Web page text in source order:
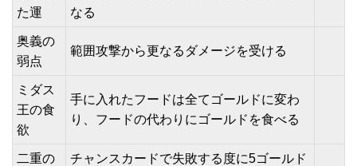
た運
なる
奥義の
弱点
範囲攻撃から更なるダメージを受ける
ミダス
王の食
欲
手に入れたフードは全てゴールドに変わ
り、フードの代わりにゴールドを食べる
二重の
チャンスカードで失敗する度に5ゴールド